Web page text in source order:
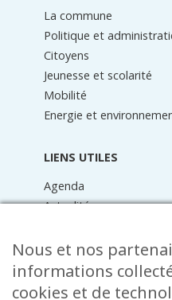
La commune
Politique et
Citoyens
Jeunesse et scolarité
Mobilité
Energie et
LIENS UTILES
Agenda
Actualités
Raider online
Formulaires
Faq
Nous et nos
informations
cookies et de